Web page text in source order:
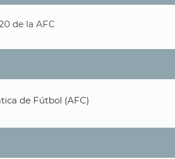
de la AFC
de Fútbol (AFC)